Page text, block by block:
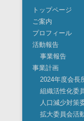
トップページ
ご案内
プロフィール
活動報告
事業報告
事業計画
2024年度会長
組織活性化委
人口減少対策
拡大委員会活